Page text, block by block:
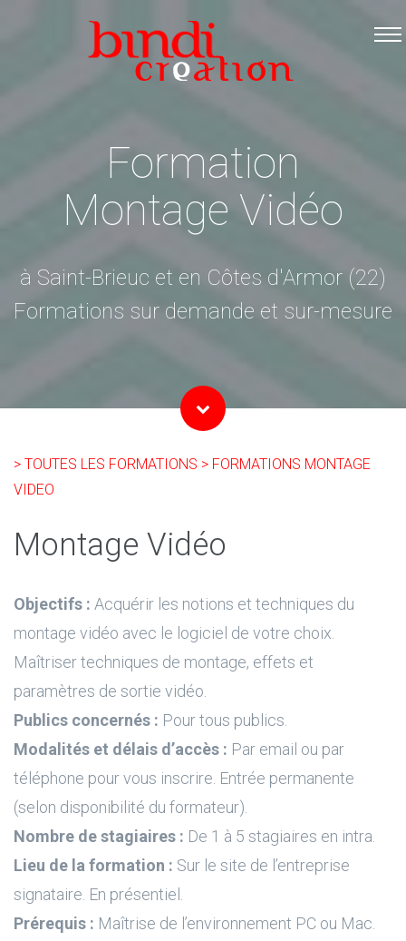
Accueil
Les formations
Logiciels Libres
Infos pratiques
Contact
Formation
Montage Vidéo
à Saint-Brieuc et en Côtes d'Armor (22)
Formations sur demande et sur-mesure
> TOUTES LES FORMATIONS > FORMATIONS MONTAGE
VIDEO
Montage Vidéo
Objectifs : Acquérir les notions et techniques du
montage vidéo avec le logiciel de votre choix.
Maîtriser techniques de montage, effets et
paramètres de sortie vidéo.
Publics concernés : Pour tous publics.
Modalités et délais d’accès : Par email ou par
téléphone pour vous inscrire. Entrée permanente
(selon disponibilité du formateur).
Nombre de stagiaires : De 1 à 5 stagiaires en intra.
Lieu de la formation : Sur le site de l’entreprise
signataire. En présentiel.
Prérequis : Maîtrise de l’environnement PC ou Mac.